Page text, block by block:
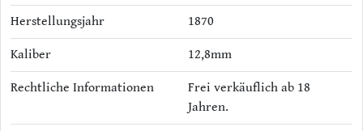
Herstellungsjahr 1870
Kaliber 12,8mm
Rechtliche Informationen
Frei verkäuflich ab 18
Jahren.